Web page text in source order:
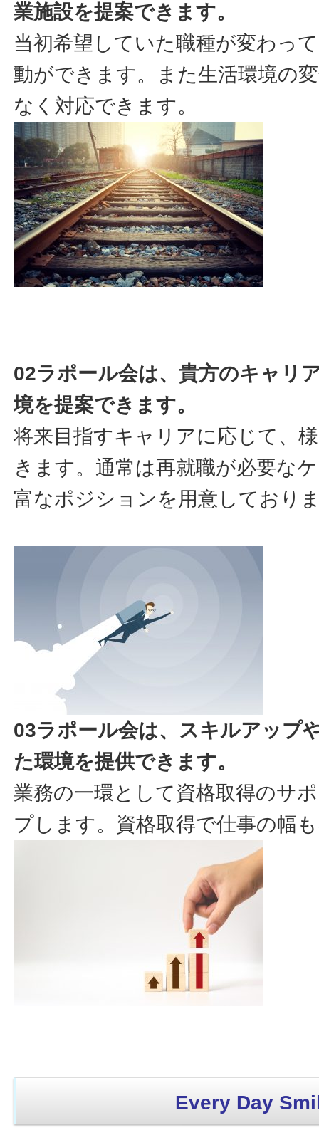
業施設を提案できます。
当初希望していた職種が変わっ
動ができます。また生活環境の
なく対応できます。
02ラポール会は、貴方のキャリ
境を提案できます。
将来目指すキャリアに応じて、
きます。通常は再就職が必要な
富なポジションを用意しており
03ラポール会は、スキルアップ
た環境を提供できます。
業務の一環として資格取得のサ
プします。資格取得で仕事の幅
Every Day